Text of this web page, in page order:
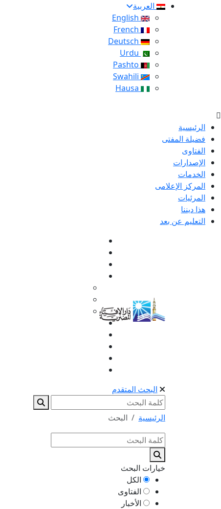
العربية
الرئيسية
فضيلة المفتى
الفتاوى
الإصدارات
الخدمات
المركز الإعلامى
المرئيات
هذا ديننا
التعليم عن بعد
البحث المتقدم
الرئيسية البحث
خيارات البحث
الكل
الفتاوى
الأخبار